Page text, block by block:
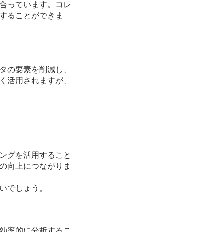
合っています。コレ
ることができま
の要素を削減し、
活用されますが、
グを活用すること
向上につながりま
でしょう。
率的に分析するこ